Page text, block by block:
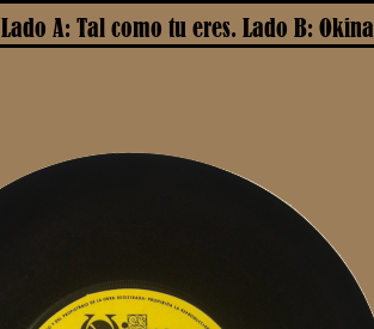
Lado A: Tal como tu eres. Lado B: